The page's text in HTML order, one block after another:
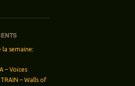
la semaine:
– Voices
– Walls of